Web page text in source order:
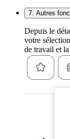
7. Autres
Depuis le
votre
de travail et